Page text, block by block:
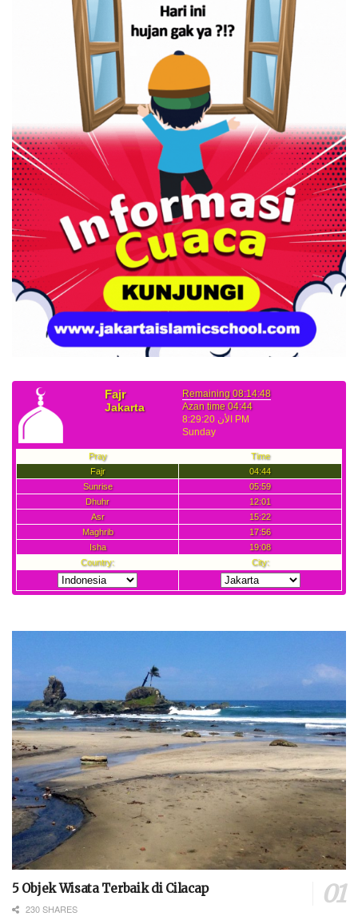
5 Objek Wisata Terbaik di Cilacap
230 SHARES